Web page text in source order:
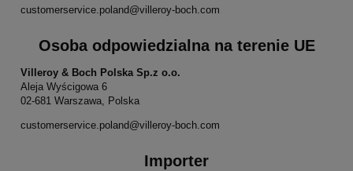
customerservice.poland@villeroy-boch.com
Osoba odpowiedzialna na terenie UE
Villeroy & Boch Polska Sp.z o.o.
Aleja Wyścigowa 6
02-681 Warszawa, Polska
customerservice.poland@villeroy-boch.com
Importer